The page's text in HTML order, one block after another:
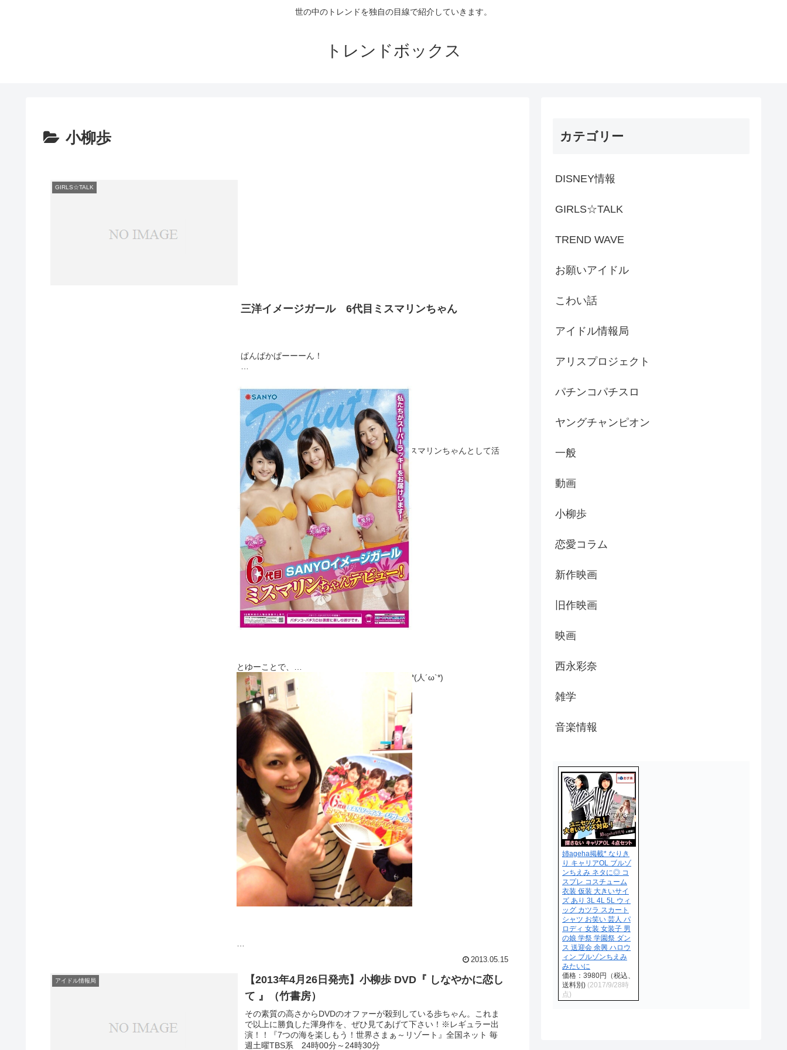
世の中のトレンドを独自の目線で紹介していきます。
トレンドボックス
小柳歩
GIRLS☆TALK
三洋イメージガール 6代目ミスマリンちゃん
ぱんぱかぱーーーん！
重大発表でーーーす！！！
はい。
実は今日2013年5月15日から
わたし小柳歩が三洋イメージガール 6代目ミスマリンちゃんとして活
動することになりました。
わーーーっ！！！
実は今日御披露目でした(´｡･ω･｡`)♪*。
とゆーことで、
美月ちゃんと、大浦育子ちゃんと一緒です☆･ﾟ:*(人´ω`*)
たくさんの人に笑顔と元気を届けられる
マリンちゃんになれたらいいなー♡
2013.05.15
アイドル情報局
【2013年4月26日発売】小柳歩 DVD『 しなやかに恋し
て 』（竹書房）
その素質の高さからDVDのオファーが殺到している歩ちゃん。これま
で以上に勝負した渾身作を、ぜひ見てあげて下さい！※レギュラー出
演！！『7つの海を楽しもう！世界さまぁ～リゾート』全国ネット 毎
週土曜TBS系 24時00分～24時30分
カテゴリー
DISNEY情報
GIRLS☆TALK
TREND WAVE
お願いアイドル
こわい話
アイドル情報局
アリスプロジェクト
パチンコパチスロ
ヤングチャンピオン
一般
動画
小柳歩
恋愛コラム
新作映画
旧作映画
映画
西永彩奈
雑学
音楽情報
姉ageha掲載* なりき
り キャリアOL ブルゾ
ンちえみ ネタに◎ コ
スプレ コスチューム
衣装 仮装 大きいサイ
ズ あり 3L 4L 5L ウィ
ッグ カツラ スカート
シャツ お笑い 芸人 パ
ロディ 女装 女装子 男
の娘 学祭 学園祭 ダン
ス 送迎会 余興 ハロウ
ィン ブルゾンちえみ
みたいに
価格：3980円（税込、
送料別) (2017/9/28時
点)